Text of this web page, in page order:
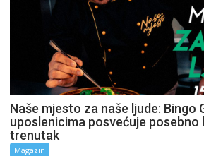
Naše mjesto za naše ljude: Bingo
uposlenicima posvećuje
trenutak
Magazin